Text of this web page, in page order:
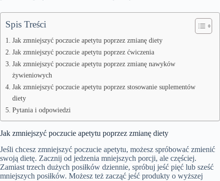
Spis Treści
Jak zmniejszyć poczucie apetytu poprzez zmianę diety
Jak zmniejszyć poczucie apetytu poprzez ćwiczenia
Jak zmniejszyć poczucie apetytu poprzez zmianę nawyków
żywieniowych
Jak zmniejszyć poczucie apetytu poprzez stosowanie suplementów
diety
Pytania i odpowiedzi
Jak zmniejszyć poczucie apetytu poprzez zmianę diety
Jeśli chcesz zmniejszyć poczucie apetytu, możesz spróbować zmienić
swoją dietę. Zacznij od jedzenia mniejszych porcji, ale częściej.
Zamiast trzech dużych posiłków dziennie, spróbuj jeść pięć lub sześć
mniejszych posiłków. Możesz też zacząć jeść produkty o wyższej